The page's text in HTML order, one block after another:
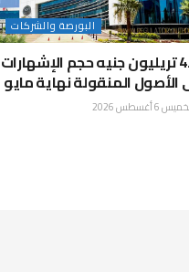
البورصة والشركات
4.22 تريليون جنيه حجم الإشهارات
الأصول المنقولة نهاية مايو
6 أغسطس 2026